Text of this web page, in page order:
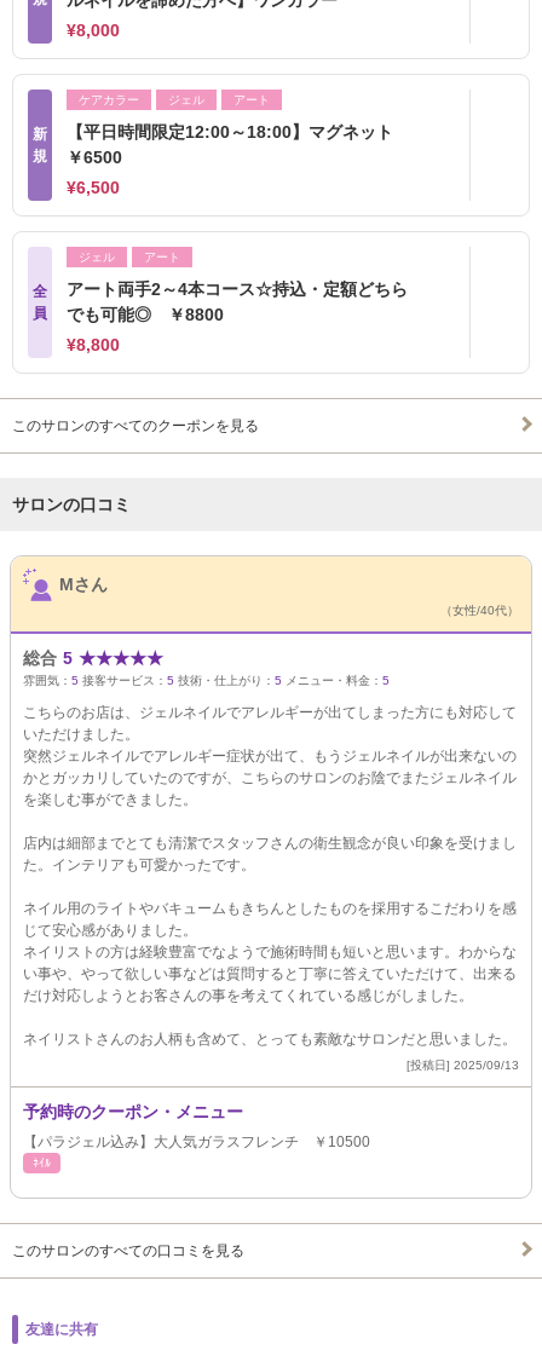
¥8,000
新
規
ケアカラー ジェル アート
【平日時間限定12:00～18:00】マグネット
￥6500
¥6,500
全
員
ジェル アート
アート両手2～4本コース☆持込・定額どちら
でも可能◎ ￥8800
¥8,800
このサロンのすべてのクーポンを見る
サロンの口コミ
サロンPick Up
Mさん
（女性/40代）
総合 5 ★★★★★
雰囲気： 5 接客サービス： 5 技術・仕上がり： 5 メニュー・料金： 5
こちらのお店は、ジェルネイルでアレルギーが出てしまった方にも対応して
いただけました。
突然ジェルネイルでアレルギー症状が出て、もうジェルネイルが出来ないの
かとガッカリしていたのですが、こちらのサロンのお陰でまたジェルネイル
を楽しむ事ができました。
店内は細部までとても清潔でスタッフさんの衛生観念が良い印象を受けまし
た。インテリアも可愛かったです。
ネイル用のライトやバキュームもきちんとしたものを採用するこだわりを感
じて安心感がありました。
ネイリストの方は経験豊富でなようで施術時間も短いと思います。わからな
い事や、やって欲しい事などは質問すると丁寧に答えていただけて、出来る
だけ対応しようとお客さんの事を考えてくれている感じがしました。
ネイリストさんのお人柄も含めて、とっても素敵なサロンだと思いました。
[投稿日] 2025/09/13
予約時のクーポン・メニュー
【パラジェル込み】大人気ガラスフレンチ ￥10500
ﾈｲﾙ
このサロンのすべての口コミを見る
友達に共有